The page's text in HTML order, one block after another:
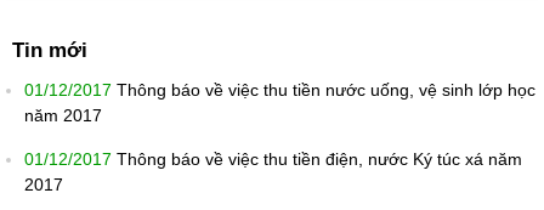
Tin mới
01/12/2017 Thông báo về việc thu tiền nước uống, vệ sinh lớp học
năm 2017
01/12/2017 Thông báo về việc thu tiền điện, nước Ký túc xá năm
2017